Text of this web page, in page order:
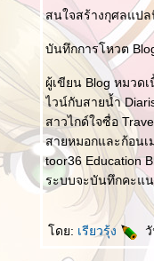
สนใจสร้างกุศลแป
บันทึกการโหวต
ผู้เขียน Blog หมวด
ไวน์กับสายน้ำ
สาวไกด์ใจซื่อ
สายหมอกและก้อนเ
toor36 Education
ระบบจะบันทึกคะแ
ดย: เรียวรุ้ง